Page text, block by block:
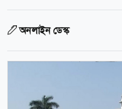
অনলাইন ডেস্ক